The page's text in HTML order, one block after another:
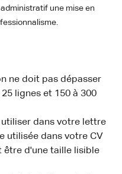
une mise en
ne doit pas dépasser
lignes et 150 à 300
utiliser dans votre lettre
utilisée dans votre CV
être d'une taille lisible